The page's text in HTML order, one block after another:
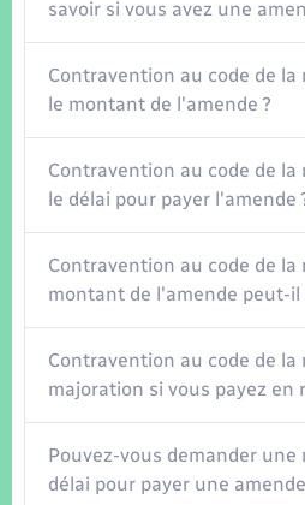
Voirie et espace public
savoir si vous avez une
Contravention au code de la
le montant de l'amende ?
Contravention au code de la
le délai pour payer l'amende
Contravention au code de la
montant de l'amende peut-il
Contravention au code de la
majoration si vous payez en
Pouvez-vous demander une
délai pour payer une